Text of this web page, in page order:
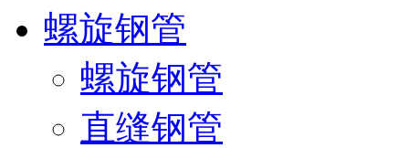
螺旋钢管
螺旋钢管
直缝钢管